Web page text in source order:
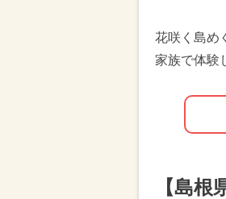
花咲く島め
家族で体験
【島